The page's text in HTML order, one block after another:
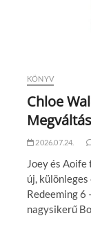
KÖNYV
Chloe
2026.07.24.
Joey és
új,
Redeeming 6
nagysikerű